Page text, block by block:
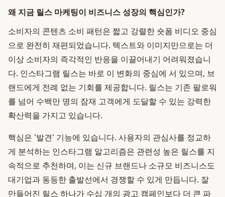
왜 지금 릴스 마케팅이 비즈니스 성장의 핵심인가?
소비자의 콘텐츠 소비 패턴은 짧고 강렬한 숏폼 비디오 중심
으로 완전히 재편되었습니다. 텍스트와 이미지만으로는 더
이상 소비자의 즉각적인 반응을 이끌어내기 어려워졌습니
다. 인스타그램 릴스는 바로 이 변화의 중심에 서 있으며, 브
랜드에게 전례 없는 기회를 제공합니다. 릴스는 기존 팔로워
를 넘어 수백만 명의 잠재 고객에게 도달할 수 있는 강력한
확산력을 가지고 있습니다.
핵심은 '발견' 기능에 있습니다. 사용자의 관심사를 정교하
게 분석하는 인스타그램 알고리즘은 관련성 높은 릴스를 지
속적으로 추천하며, 이는 신규 브랜드나 소규모 비즈니스도
대기업과 동등한 출발선에서 경쟁할 수 있게 만듭니다. 잘
만들어진 릴스 하나가 수십 개의 광고 캠페인보다 더 큰 파